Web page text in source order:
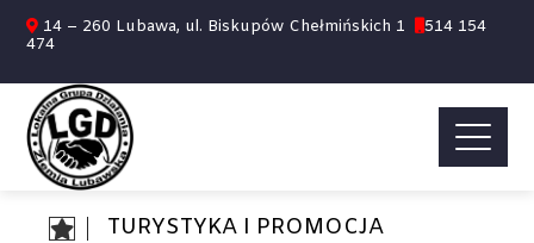
14 – 260 Lubawa, ul. Biskupów Chełmińskich 1
514 154
474
TURYSTYKA I PROMOCJA